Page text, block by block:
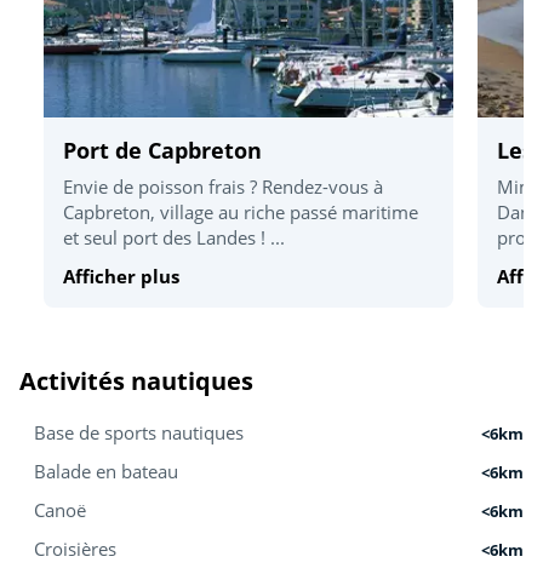
Port de Capbreton
Envie de poisson frais ? Rendez-vous à
Capbreton, village au riche passé maritime
et seul port des Landes ! ...
Afficher plus
Les
Activités nautiques
Base de sports nautiques <6km
Balade en bateau <6km
Canoë <6km
Croisières <6km